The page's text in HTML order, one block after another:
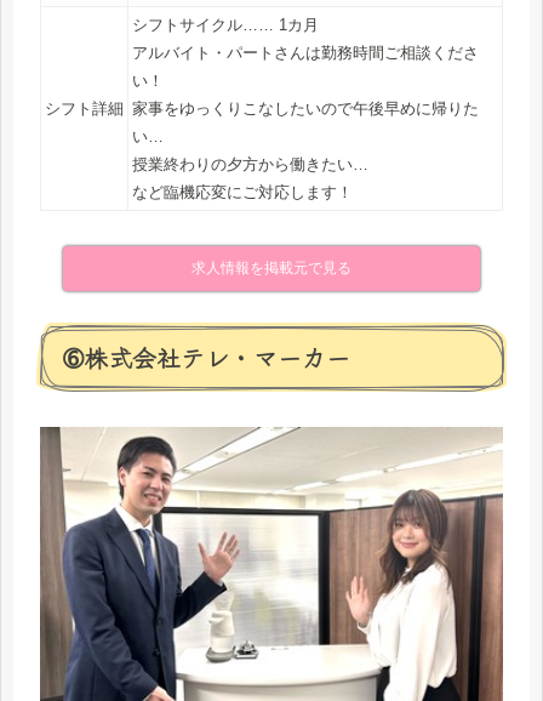
シフト詳細
シフトサイクル…… 1カ月
アルバイト・パートさんは勤務時間ご相談くださ
い！
家事をゆっくりこなしたいので午後早めに帰りた
い…
授業終わりの夕方から働きたい…
など臨機応変にご対応します！
求人情報を掲載元で見る
➅株式会社テレ・マーカー